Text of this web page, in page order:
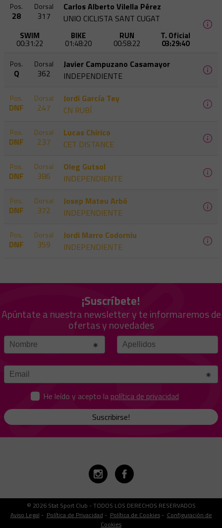
Pos.
28
Dorsal
317
Carlos Alberto Vilella Pérez
UNIO CICLISTA SANT CUGAT
SWIM
00:31:22
BIKE
01:48:20
RUN
00:58:22
T. Oficial
03:29:40
Pos.
Q
Dorsal
362
Javier Campuzano Casamayor
INDEPENDIENTE
Pos.
DNF
Dorsal
247
Jordi García Tey
CN RUBÍ
Pos.
DNF
Dorsal
237
Lucas Chirico
CET DISTANCE
Pos.
DNF
Dorsal
386
Oleg Gutsol
INDEPENDIENTE
Pos.
DNF
Dorsal
372
Josep Mateu Arbó
INDEPENDIENTE
Pos.
DNF
Dorsal
359
Jordi Marro Codorniu
INDEPENDIENTE
¡Suscríbete!
Apúntate a nuestra newsletter y te informaremos de
ofertas y novedades
He leído y acepto la política de privacidad
Suscribirse!
© 2026 Stat Sport Club - TODOS LOS DERECHOS RESERVADOS
Aviso Legal - Política de Privacidad - Política de Cookies- Configuración de
Cookies